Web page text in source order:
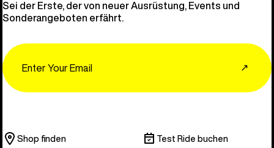
Sei der Erste, der von neuer Ausrüstung, Events und
Sonderangeboten erfährt.
↗
Shop finden Test Ride buchen